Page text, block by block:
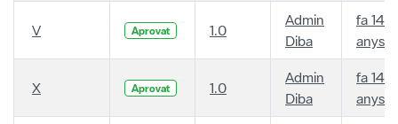
V Aprovat 1.0
Admin
Diba
fa 14
anys
X Aprovat 1.0
Admin
Diba
fa 14
anys